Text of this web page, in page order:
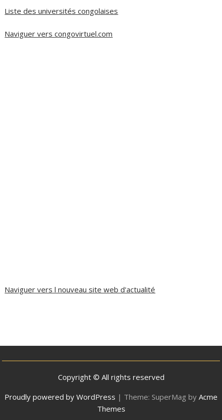
Liste des universités congolaises
Naviguer vers congovirtuel.com
Naviguer vers l nouveau site web d'actualité
Copyright © All rights reserved
Proudly powered by WordPress | Theme: SuperMag by Acme
Themes